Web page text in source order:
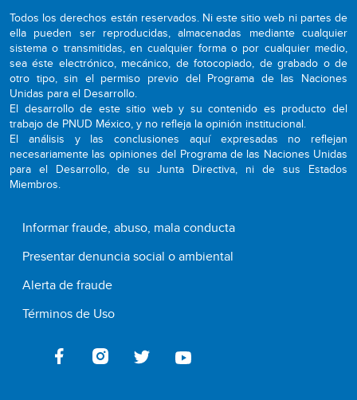
Todos los derechos están reservados. Ni este sitio web ni partes de
ella pueden ser reproducidas, almacenadas mediante cualquier
sistema o transmitidas, en cualquier forma o por cualquier medio,
sea éste electrónico, mecánico, de fotocopiado, de grabado o de
otro tipo, sin el permiso previo del Programa de las Naciones
Unidas para el Desarrollo.
El desarrollo de este sitio web y su contenido es producto del
trabajo de PNUD México, y no refleja la opinión institucional.
El análisis y las conclusiones aquí expresadas no reflejan
necesariamente las opiniones del Programa de las Naciones Unidas
para el Desarrollo, de su Junta Directiva, ni de sus Estados
Miembros.
Informar fraude, abuso, mala conducta
Presentar denuncia social o ambiental
Alerta de fraude
Términos de Uso